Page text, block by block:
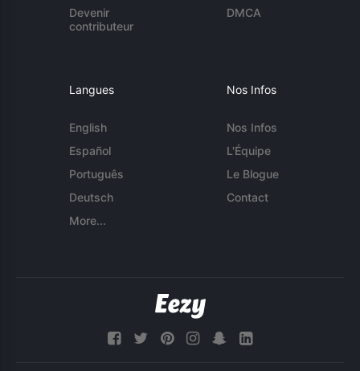
Devenir
contributeur
DMCA
Langues
English
Español
Português
Deutsch
More...
Nos Infos
Nos Infos
L'Équipe
Le Blogue
Contact